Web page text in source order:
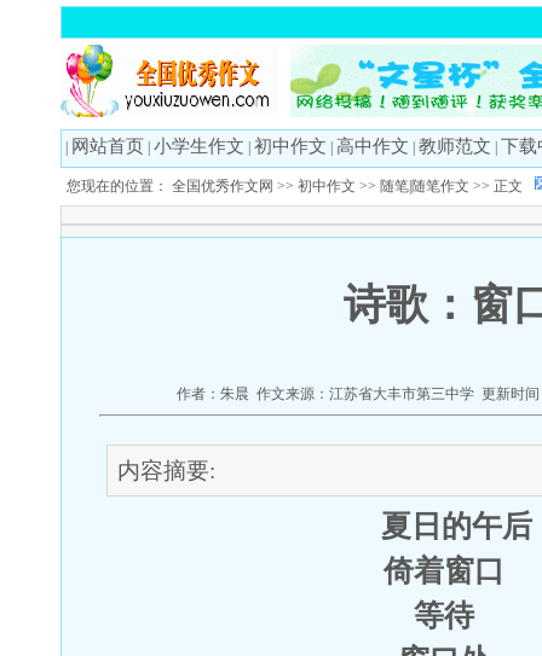
网站首页 小学生作文 初中作文 高中作文 教师范文 下载
您现在的位置： 全国优秀作文网 >> 初中作文 >> 随笔|随笔作文 >> 正文
诗歌：窗
作者：朱晨 作文来源：江苏省大丰市第三中学 更新时
内容摘要:
夏日的午后
倚着窗口
等待